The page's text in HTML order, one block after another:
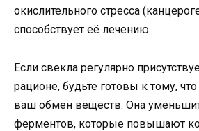
окислительного стресса
способствует её лечению.
Если свекла регулярно
рационе, будьте готовы к тому,
ваш обмен веществ. Она
ферментов, которые повышают